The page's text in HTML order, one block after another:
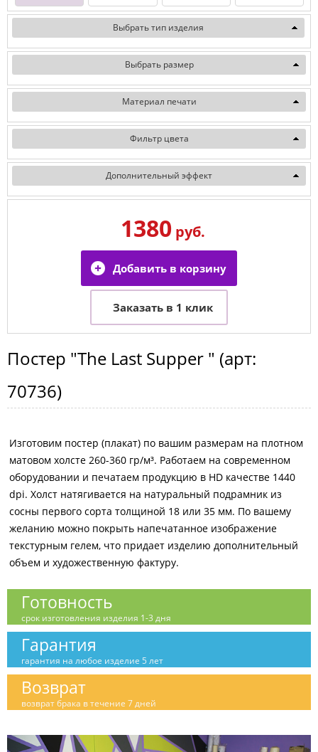
Выбрать тип изделия
Выбрать размер
Материал печати
Фильтр цвета
Дополнительный эффект
1380руб.
Постер "The Last Supper " (арт:
70736)
Изготовим постер (плакат) по вашим размерам на плотном
матовом холсте 260-360 гр/м³. Работаем на современном
оборудовании и печатаем продукцию в HD качестве 1440
dpi. Холст натягивается на натуральный подрамник из
сосны первого сорта толщиной 18 или 35 мм. По вашему
желанию можно покрыть напечатанное изображение
текстурным гелем, что придает изделию дополнительный
объем и художественную фактуру.
Готовность
срок изготовления изделия 1-3 дня
Гарантия
гарантия на любое изделие 5 лет
Возврат
возврат брака в течение 7 дней